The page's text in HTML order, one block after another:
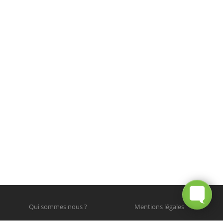
Qui sommes nous ? Mentions légales